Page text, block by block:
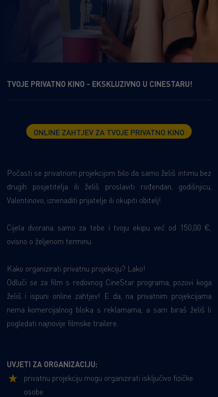
TVOJE PRIVATNO KINO - EKSKLUZIVNO U CINESTARU!
ONLINE ZAHTJEV ZA TVOJE PRIVATNO KINO
Počasti se privatnom projekcijom bilo da samo želiš intimu bez
drugih posjetitelja ili želiš proslaviti rođendan, godišnjicu,
Valentinovo, iznenaditi prijatelje ili okupiti obitelj!
Cijela dvorana samo za tebe i tvoju ekipu već od 150,00 €,
ovisno o željenom terminu.
Kako organizirati privatnu projekciju? Lako!
Odluči se za film s redovnog CineStar programa, pozovi koga
želiš i ispuni online zahtjev! E da, na privatnim projekcijama
nema komercijalnog bloka s reklamama, a sam biraš želiš li
pogledati najnovije filmske trailere.
UVJETI ZA ORGANIZACIJU:
privatnu projekciju mogu organizirati isključivo fizičke
osobe